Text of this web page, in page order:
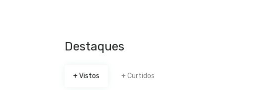
Destaques
+ Vistos + Curtidos